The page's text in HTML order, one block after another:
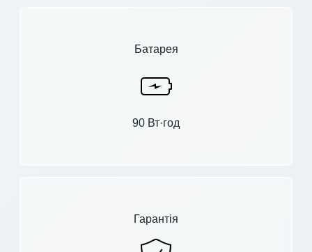
Батарея
90 Вт·год
Гарантія